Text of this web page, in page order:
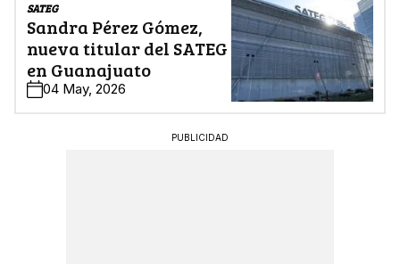
SATEG
Sandra Pérez Gómez,
nueva titular del SATEG
en Guanajuato
04 May, 2026
PUBLICIDAD